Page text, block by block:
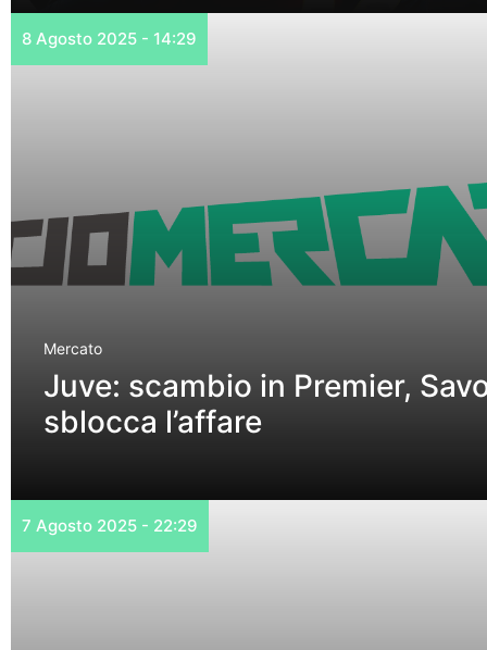
8 Agosto 2025 - 14:29
Mercato
Juve: scambio in Premier,
sblocca l’affare
7 Agosto 2025 - 22:29